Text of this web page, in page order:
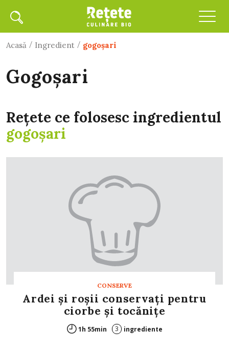
Acasă / Ingredient / gogoşari
gogoşari
Rețete ce folosesc ingredientul
gogoşari
CONSERVE
Ardei şi roşii conservaţi pentru
ciorbe şi tocăniţe
1h 55min 3 ingrediente